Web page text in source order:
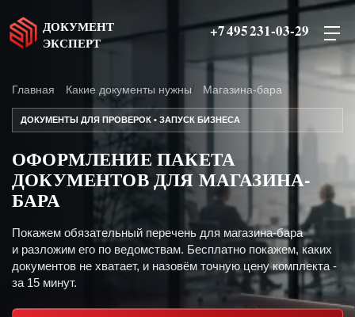
ДОКУМЕНТ
ЭКСПЕРТ
+7 495 231-03-29
Главная Какие документы нужны Магазина-бара
ДОКУМЕНТЫ ДЛЯ ПРОВЕРОК • ЗАПУСК БИЗНЕСА
ОФОРМЛЕНИЕ ПАКЕТА
ДОКУМЕНТОВ ДЛЯ МАГАЗИНА-
БАРА
Покажем обязательный перечень для магазина-бара
и разложим его по ведомствам. Бесплатно покажем, каких
документов не хватает, и назовём точную цену комплекта -
за 15 минут.